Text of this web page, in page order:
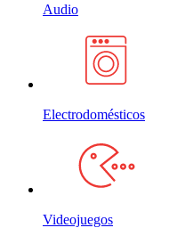
Audio
Electrodomésticos
Videojuegos